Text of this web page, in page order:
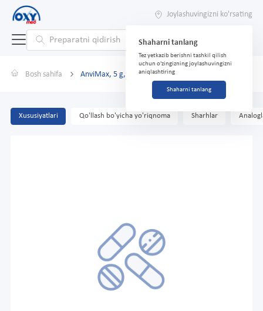
Joylashuvingizni ko'rsating
Shaharni tanlang
Tez yetkazib berishni tashkil qilish
uchun o'zingizning joylashuvingizni
aniqlashtiring
Shaharni tanlang
Bosh sahifa AnviMax, 5 g, paketlar, № 6 (limon)
Xususiyatlari Qo'llash bo'yicha yo'riqnoma Sharhlar